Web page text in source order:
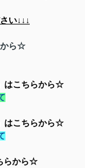
い↓↓↓
から☆
はこちらから☆
はこちらから☆
らから☆